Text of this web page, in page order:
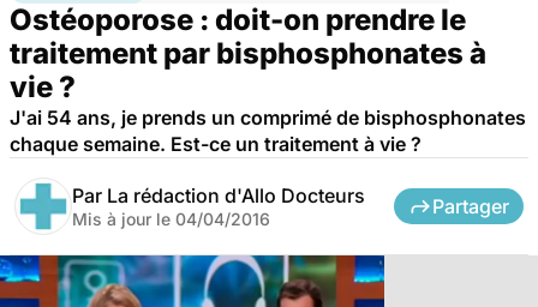
Ostéoporose : doit-on prendre le
traitement par bisphosphonates à
vie ?
J'ai 54 ans, je prends un comprimé de bisphosphonates
chaque semaine. Est-ce un traitement à vie ?
Par La rédaction d'Allo Docteurs
Mis à jour le 04/04/2016
Partager